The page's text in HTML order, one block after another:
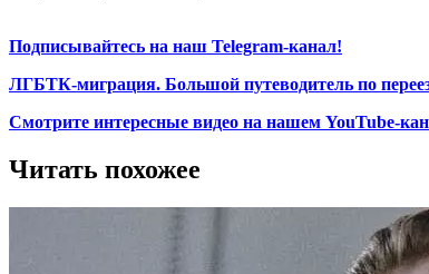
Подписывайтесь на наш Telegram-канал!
ЛГБТК-миграция. Большой путеводитель по
Смотрите интересные видео на нашем YouTube-
Читать похожее